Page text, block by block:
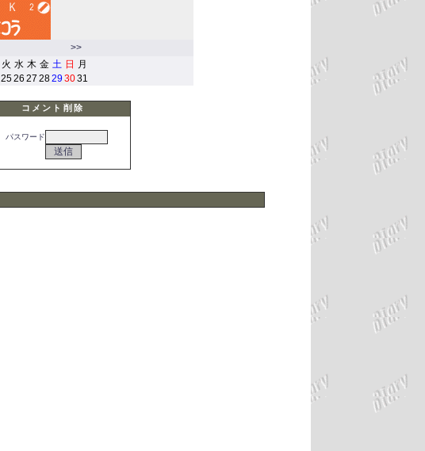
>>
火 水 木 金 土 日
月
2526 27 2829 3031
コメント削除
パスワード